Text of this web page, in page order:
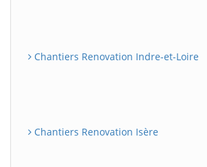
Chantiers Renovation Indre-et-Loire
Chantiers Renovation Isère